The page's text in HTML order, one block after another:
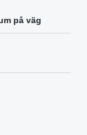
på väg